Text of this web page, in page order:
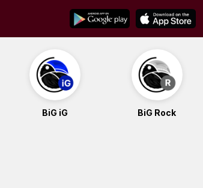
BiG iG BiG Rock